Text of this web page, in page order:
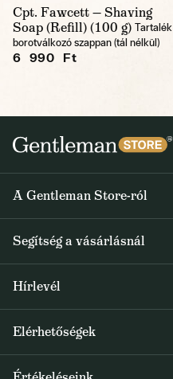
Cpt. Fawcett — Shaving
Soap (Refill) (100 g) Tartalék
borotválkozó szappan (tál nélkül)
6 990 Ft
A Gentleman Store-ról
Rólunk
Journal
Segítség a vásárlásnál
Általános Szerződési Feltételek
Hírlevél
a speciális kínálatokról
Elérhetőségek